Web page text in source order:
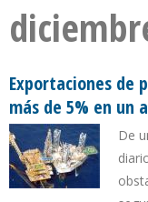
Exportaciones de
más de 5% en un
De